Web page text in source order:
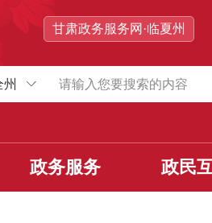
甘肃政务服务网·临夏州
州
政务服务 政民